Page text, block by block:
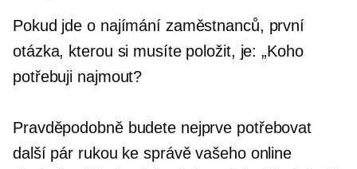
Pokud jde o najímání zaměstnanců, první
otázka, kterou si musíte položit, je: „Koho
potřebuji najmout?
Pravděpodobně budete nejprve potřebovat
další pár rukou ke správě vašeho online